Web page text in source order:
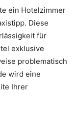
ein Hotelzimmer
Diese
für
exklusive
problematisch
wird eine
Ihrer